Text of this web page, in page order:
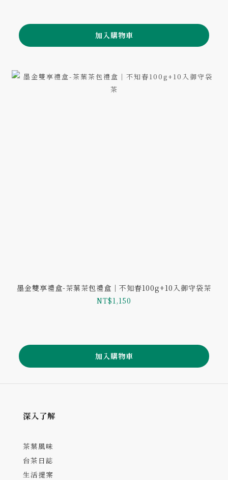
加入購物車
墨金雙享禮盒-茶葉茶包禮盒｜不知春100g+10入御守袋茶
NT$1,150
加入購物車
深入了解
茶葉風味
台茶日誌
生活提案